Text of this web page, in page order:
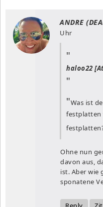
ANDRE
Uhr
haloo22
Was ist
festplatten
Ohne nun
davon aus,
ist. Aber wie
sponatene